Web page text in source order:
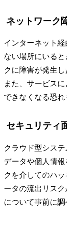
ネットワーク
インターネット
ない場所にいる
クに障害が発生
また、サービス
できなくなる恐れ
セキュリティ
クラウド型シス
データや個人情
クを介してのハ
ータの流出リス
について事前に調